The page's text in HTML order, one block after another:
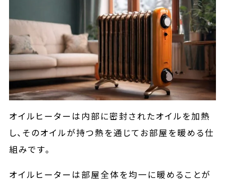
オイルヒーターは内部に密封されたオイルを加熱
し、そのオイルが持つ熱を通じてお部屋を暖める仕
組みです。
オイルヒーターは部屋全体を均一に暖めることが